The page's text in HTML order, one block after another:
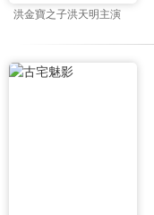
洪金寶之子洪天明主演